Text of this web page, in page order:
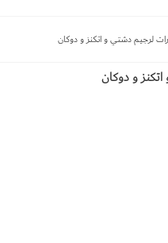
لرجيم دشتي و اتكنز و دوكان
و دوكان